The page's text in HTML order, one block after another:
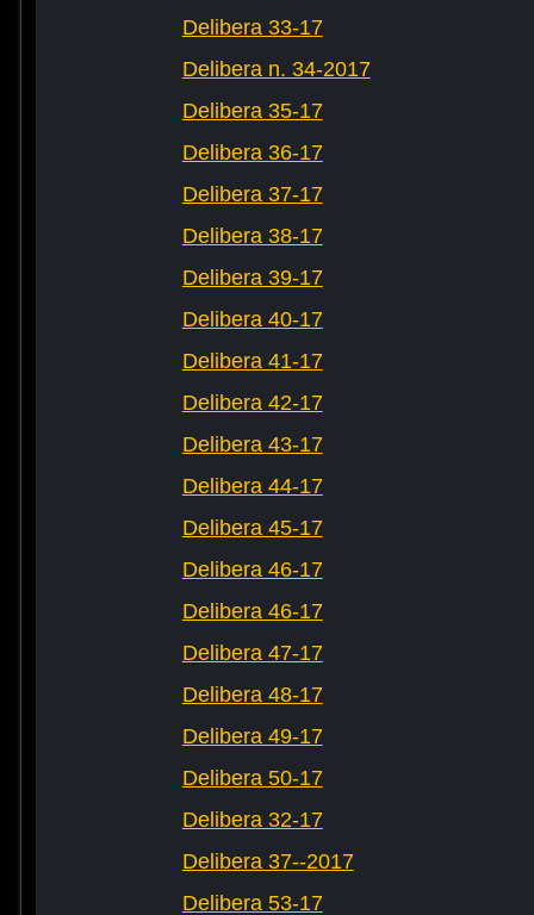
Delibera 33-17
Delibera n. 34-2017
Delibera 35-17
Delibera 36-17
Delibera 37-17
Delibera 38-17
Delibera 39-17
Delibera 40-17
Delibera 41-17
Delibera 42-17
Delibera 43-17
Delibera 44-17
Delibera 45-17
Delibera 46-17
Delibera 46-17
Delibera 47-17
Delibera 48-17
Delibera 49-17
Delibera 50-17
Delibera 32-17
Delibera 37--2017
Delibera 53-17